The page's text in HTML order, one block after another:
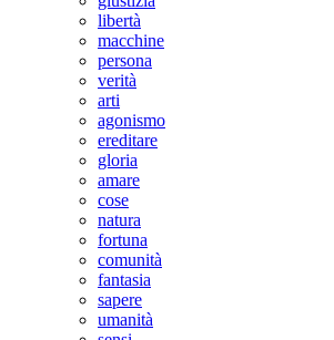
libertà
macchine
persona
verità
arti
agonismo
ereditare
gloria
amare
cose
natura
fortuna
comunità
fantasia
sapere
umanità